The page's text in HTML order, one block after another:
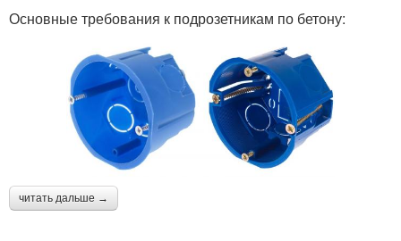
Основные требования к подрозетникам по бетону:
читать дальше →